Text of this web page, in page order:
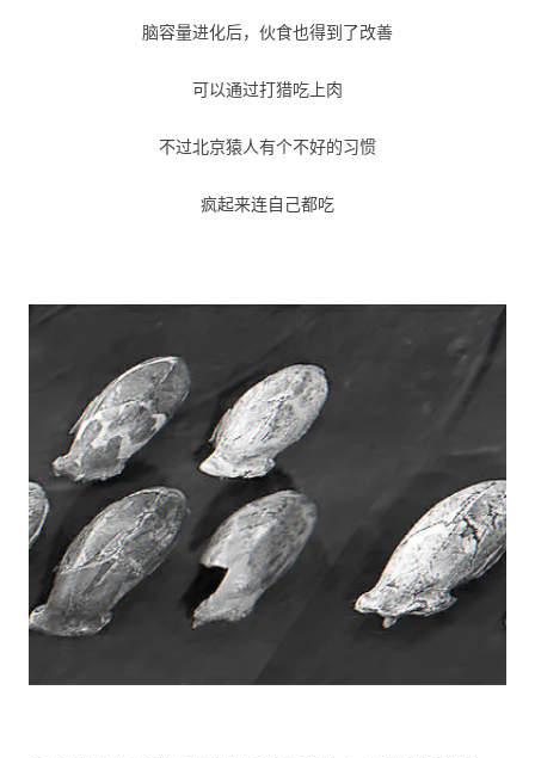
脑容量进化后，伙食也得到了改善
可以通过打猎吃上肉
不过北京猿人有个不好的习惯
疯起来连自己都吃